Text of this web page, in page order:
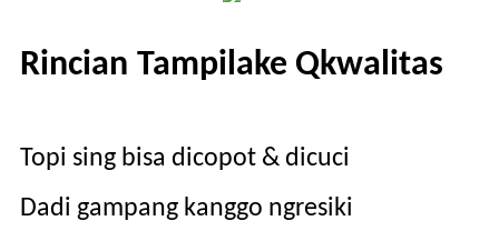
Rincian Tampilake Qkwalitas
Topi sing bisa dicopot & dicuci
Dadi gampang kanggo ngresiki